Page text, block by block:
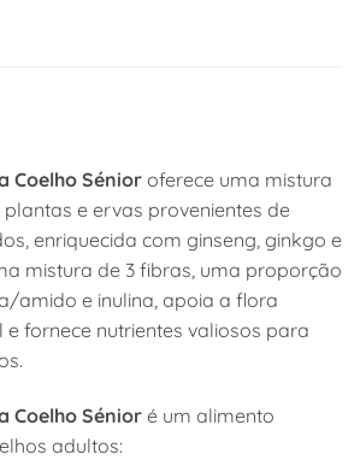
Coelho Sénioroferece uma mistura
e ervas provenientes de
enriquecida com ginseng, ginkgo e
mistura de 3 fibras, uma proporção
amido e inulina, apoia a flora
e fornece nutrientes valiosos para
Coelho Sénioré um alimento
adultos: